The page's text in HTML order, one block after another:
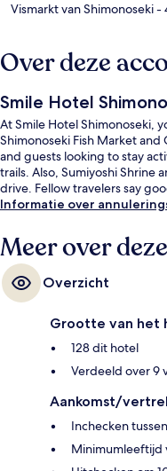
Vismarkt van Shimonoseki-
Over deze
Smile Hotel
At Smile Hotel Shimonoseki,
Shimonoseki Fish Market and
and guests looking to stay
trails. Also, Sumiyoshi Shrine
drive. Fellow travelers say
Informatie over
Meer over
Overzicht
Grootte van het
128 dit hotel
Verdeeld over 9
Aankomst/
Inchecken
Minimumleeftijd